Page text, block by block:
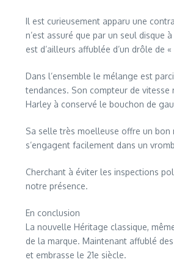
Il est curieusement apparu une
n’est assuré que par un seul disque
est d’ailleurs affublée d’un drôle de
Dans l’ensemble le mélange est
tendances. Son compteur de
Harley à conservé le bouchon de
Sa selle très moelleuse offre un
s’engagent facilement dans un
Cherchant à éviter les inspections
notre présence.
En conclusion
La nouvelle Héritage classique,
de la marque. Maintenant affublé
et embrasse le 21e siècle.